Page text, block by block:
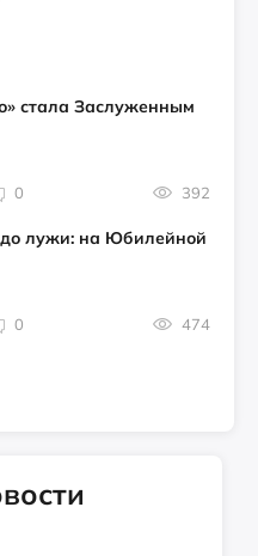
стала Заслуженным
0 392
лужи: на Юбилейной
0 474